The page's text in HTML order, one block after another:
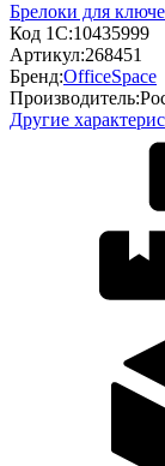
Брелоки для
Код 1С:10435999
Артикул:268451
Бренд:OfficeSpace
Производитель:
Другие